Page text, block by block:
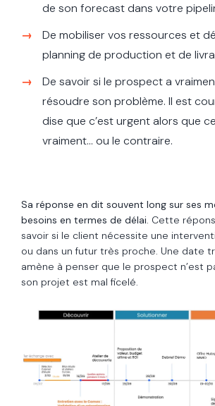
de son forecast dans votre
De mobiliser vos ressources et
planning de production et de
De savoir si le prospect a
résoudre son problème. Il est
dise que c’est urgent alors que
vraiment... ou le contraire.
Sa réponse en dit souvent long sur ses
besoins en termes de délai. Cette
savoir si le client nécessite une
ou dans un futur très proche. Une date
amène à penser que le prospect n’est
son projet est mal ficelé.